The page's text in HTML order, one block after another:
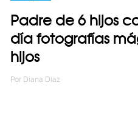
Padre de 6 hijos
día fotografías
hijos
Por Diana Diaz